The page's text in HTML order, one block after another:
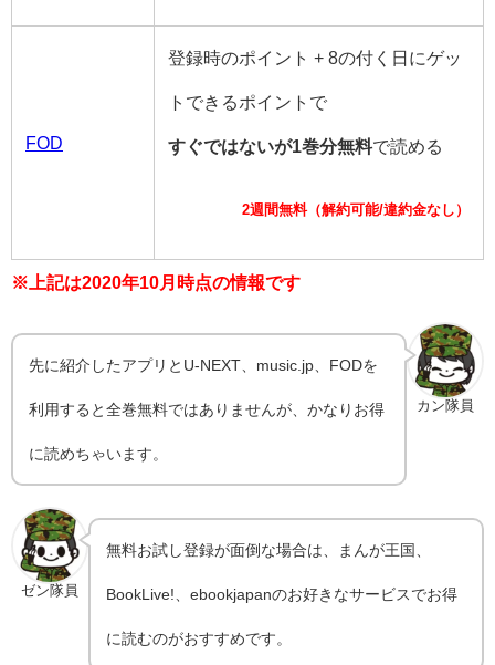
FOD
登録時のポイント + 8の付く日にゲッ
トできるポイントで
すぐではないが1巻分無料で読める
2週間無料（解約可能/違約金なし）
※上記は2020年10月時点の情報です
カン隊員
先に紹介したアプリとU-NEXT、music.jp、FODを
利用すると全巻無料ではありませんが、かなりお得
に読めちゃいます。
ゼン隊員
無料お試し登録が面倒な場合は、まんが王国、
BookLive!、ebookjapanのお好きなサービスでお得
に読むのがおすすめです。